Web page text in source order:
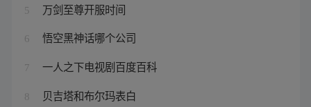
5 万剑至尊开服时间
6 悟空黑神话哪个公司
7 一人之下电视剧百度百科
8 贝吉塔和布尔玛表白